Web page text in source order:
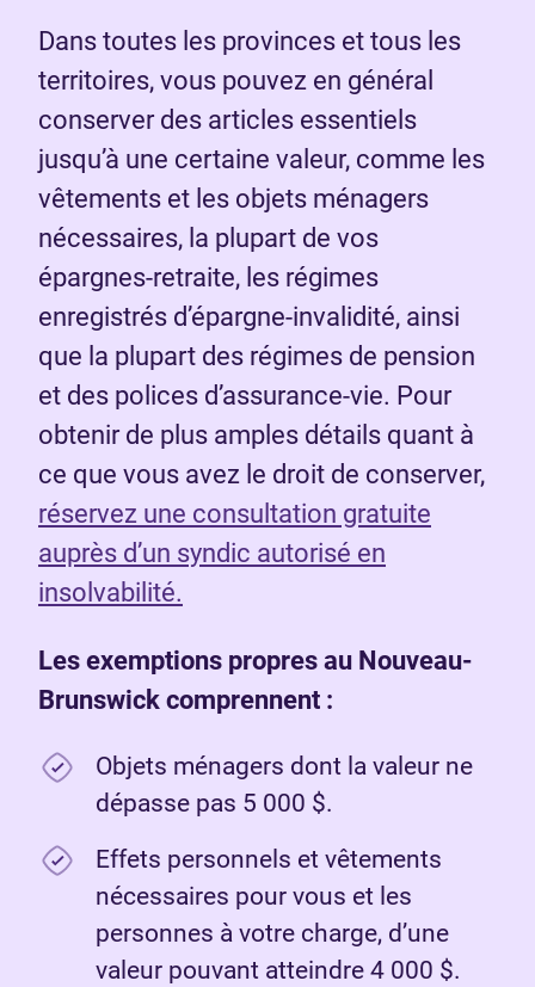
Dans toutes les provinces et tous les
territoires, vous pouvez en général
conserver des articles essentiels
jusqu’à une certaine valeur, comme les
vêtements et les objets ménagers
nécessaires, la plupart de vos
épargnes-retraite, les régimes
enregistrés d’épargne-invalidité, ainsi
que la plupart des régimes de pension
et des polices d’assurance-vie. Pour
obtenir de plus amples détails quant à
ce que vous avez le droit de conserver,
réservez une consultation gratuite
auprès d’un syndic autorisé en
insolvabilité.
Les exemptions propres au Nouveau-
Brunswick comprennent :
Objets ménagers dont la valeur ne
dépasse pas 5 000 $.
Effets personnels et vêtements
nécessaires pour vous et les
personnes à votre charge, d’une
valeur pouvant atteindre 4 000 $.